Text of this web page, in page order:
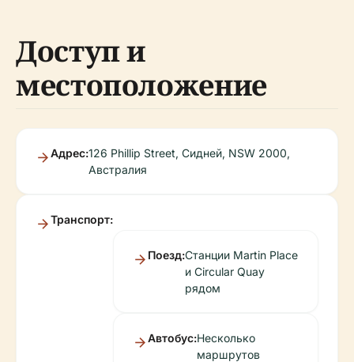
Доступ и
местоположение
Адрес:126 Phillip Street, Сидней, NSW 2000,
Австралия
Транспорт:
Поезд:Станции Martin Place
и Circular Quay
рядом
Автобус:Несколько
маршрутов